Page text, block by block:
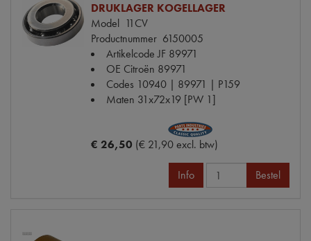
DRUKLAGER KOGELLAGER
Model 11CV
Productnummer 6150005
Artikelcode JF 89971
OE Citroën 89971
Codes 10940 | 89971 | P159
Maten 31x72x19 [PW 1]
€ 26,50 (€ 21,90 excl. btw)
Info Bestel